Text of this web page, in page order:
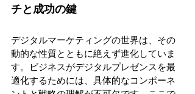
チと成功の鍵
デジタルマーケティングの世界は、その
動的な性質とともに絶えず進化していま
す。ビジネスがデジタルプレゼンスを最
適化するためには、具体的なコンポーネ